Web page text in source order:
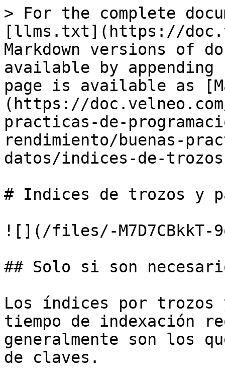
> For the complete
[llms.txt](https://
Markdown versions of
available by
page is available as
(https://
practicas-de-
rendimiento/buenas-
datos/indices-de-
# Indices de trozos y
![](/files/-M7D7CBkkT-
## Solo si son
Los índices por trozos
tiempo de indexación
generalmente son los
de claves.